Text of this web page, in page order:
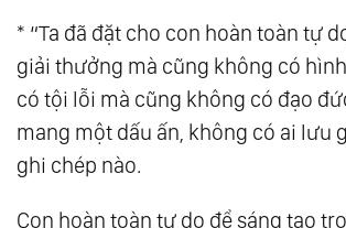
70.28 Ngày Thực Hành Lòng
71.Xây Dựng Thiên Đường Tại
Đại Đồng
72. Tất Cả Chúng Ta Là Một, Hòa
Không Hòa Tan
* “Ta đã đặt cho con hoàn toàn tự
giải thưởng mà cũng không có
có tội lỗi mà cũng không có đạo
mang một dấu ấn, không có ai lưu
ghi chép nào.
Con hoàn toàn tự do để sáng tạo